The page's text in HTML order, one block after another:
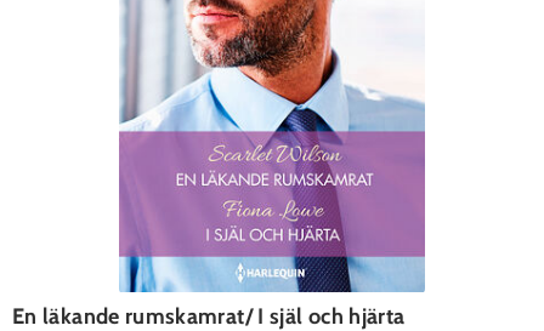
En läkande rumskamrat/ I själ och hjärta